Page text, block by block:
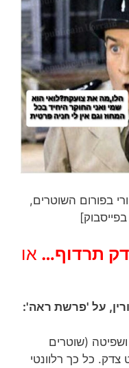
בפורום השוטרים,
תרדוף… או
על 'פרשת ראה':
(שוטרים
כל כך רלוונטי